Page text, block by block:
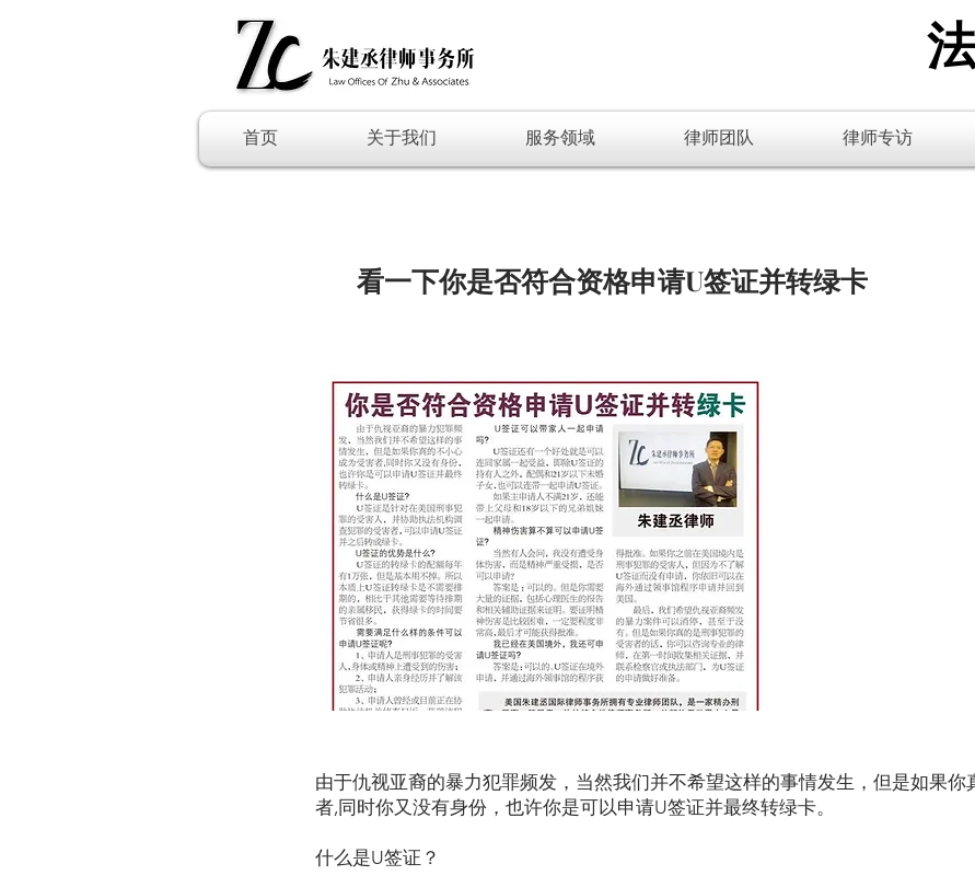
首页 关于我们 服务领域 律师团队 律师专访
看一下你是否符合资格申请U签证并转绿卡
由于仇视亚裔的暴力犯罪频发，当然我们并不希望这样的事情发生，但是如果你
者,同时你又没有身份，也许你是可以申请U签证并最终转绿卡。
什么是U签证？